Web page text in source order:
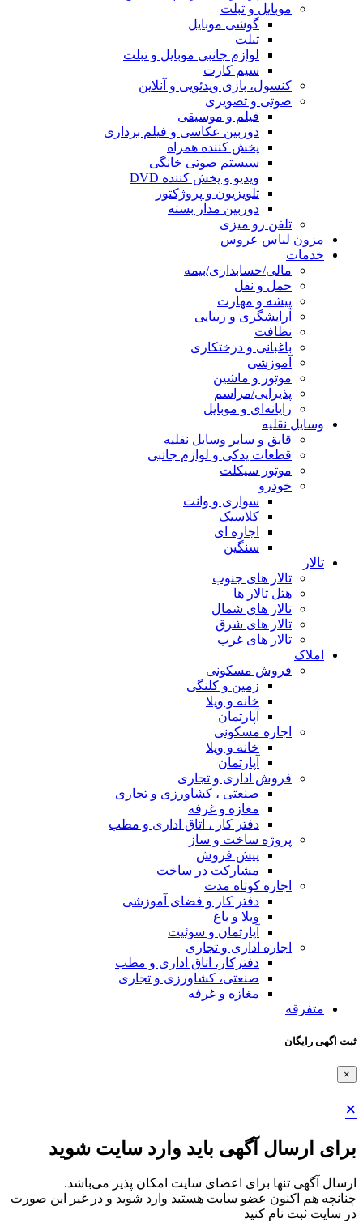
موبایل و تبلت
گوشی موبایل
تبلت
لوازم جانبی موبایل و تبلت
سیم کارت
کنسول، بازی‌ ویدئویی و آنلاین
صوتی و تصویری
فیلم و موسیقی
دوربین عکاسی و فیلم برداری
پخش کننده همراه
سیستم صوتی خانگی
ویدیو و پخش کننده DVD
تلویزیون و پروژکتور
دوربین مدار بسته
تلفن رو میزی
مزون لباس عروس
خدمات
مالی/حسابداری/بیمه
حمل و نقل
پیشه و مهارت
آرایشگری و زیبایی
نظافت
باغبانی و درختکاری
آموزشی
موتور و ماشین
پذیرایی/مراسم
رایانه‌ای و موبایل
وسایل نقلیه
قایق و سایر وسایل نقلیه
قطعات یدکی و لوازم جانبی
موتور سیکلت
خودرو
سواری و وانت
کلاسیک
اجاره ای
سنگین
تالار
تالار های جنوب
هتل تالار ها
تالار های شمال
تالار های شرق
تالار های غرب
املاک
فروش مسکونی
زمین و کلنگی
خانه و ویلا
آپارتمان
اجاره مسکونی
خانه و ویلا
آپارتمان
فروش اداری و تجاری
صنعتی ، کشاورزی و تجاری
مغازه و غرفه
دفتر کار ، اتاق اداری و مطب
پروژه ساخت و ساز
پیش فروش
مشارکت در ساخت
اجاره کوتاه مدت
دفتر کار و فضای آموزشی
ویلا و باغ
آپارتمان و سوئیت
اجاره اداری و تجاری
دفترکار، اتاق اداری و مطب
صنعتی، کشاورزی و تجاری
مغازه و غرفه
متفرقه
ثبت اگهی رایگان
×
×
برای ارسال آگهی باید وارد سایت شوید
ارسال آگهی تنها برای اعضای سایت امکان پذیر می‌باشد.
چنانچه هم‌ اکنون عضو سایت هستید وارد شوید و در غیر این صورت
در سایت ثبت نام کنید